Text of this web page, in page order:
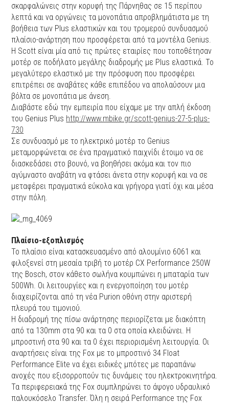
σκαρφαλώνεις στην κορυφή της Πάρνηθας σε 15 περίπου
λεπτά και να οργώνεις τα μονοπάτια απροβλημάτιστα με τη
βοήθεια των Plus ελαστικών και του τρομερού συνδυασμού
πλαίσιο-ανάρτηση που προσφέρεται από τα μοντέλα Genius.
H Scott είναι μία από τις πρώτες εταιρίες που τοποθέτησαν
μοτέρ σε ποδήλατο μεγάλης διαδρομής με Plus ελαστικά. Το
μεγαλύτερο ελαστικό με την πρόσφυση που προσφέρει
επιτρέπει σε αναβάτες κάθε επιπέδου να απολαύσουν μια
βόλτα σε μονοπάτια με άνεση.
Διαβάστε εδώ την εμπειρία που είχαμε με την απλή έκδοση
του Genius Plus http://www.mbike.gr/scott-genius-27-5-plus-
730
Σε συνδυασμό με το ηλεκτρικό μοτέρ το Genius
μεταμορφώνεται σε ένα πραγματικό παιχνίδι έτοιμο να σε
διασκεδάσει στο βουνό, να βοηθήσει ακόμα και τον πιο
αγύμναστο αναβάτη να φτάσει άνετα στην κορυφή και να σε
μεταφέρει πραγματικά εύκολα και γρήγορα γιατί όχι και μέσα
στην πόλη.
Πλαίσιο-εξοπλισμός
Το πλαίσιο είναι κατασκευασμένο από αλουμίνιο 6061 και
φιλοξενεί στη μεσαία τριβή το μοτέρ CX Performance 250W
της Bosch, στον κάθετο σωλήνα κουμπώνει η μπαταρία των
500Wh. Οι λειτουργίες και η ενεργοποίηση του μοτέρ
διαχειρίζονται από τη νέα Purion οθόνη στην αριστερή
πλευρά του τιμονιού.
Η διαδρομή της πίσω ανάρτησης περιορίζεται με διακόπτη
από τα 130mm στα 90 και τα 0 στα οποία κλειδώνει. Η
μπροστινή στα 90 και τα 0 έχει περιορισμένη λειτουργία. Οι
αναρτήσεις είναι της Fox με το μπροστινό 34 Float
Performance Elite να έχει ειδικές μπότες με παραπάνω
ανοχές που εξισορροπούν τις δυνάμεις του ηλεκτροκινητήρα.
Τα περιφερειακά της Fox συμπληρώνει το άψογο υδραυλικό
παλουκόσελο Transfer. Όλη η σειρά Performance της Fox